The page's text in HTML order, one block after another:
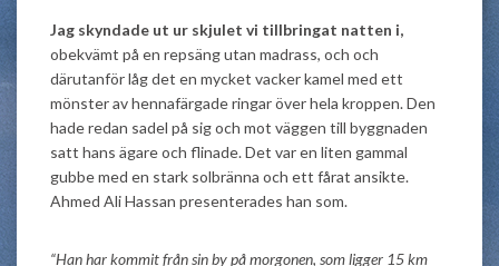
Jag skyndade ut ur skjulet vi tillbringat natten i,
obekvämt på en repsäng utan madrass, och och
därutanför låg det en mycket vacker kamel med ett
mönster av hennafärgade ringar över hela kroppen. Den
hade redan sadel på sig och mot väggen till byggnaden
satt hans ägare och flinade. Det var en liten gammal
gubbe med en stark solbränna och ett fårat ansikte.
Ahmed Ali Hassan presenterades han som.
“Han har kommit från sin by på morgonen, som ligger 15 km